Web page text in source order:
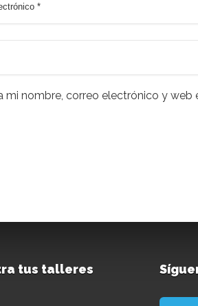
mi nombre, correo electrónico y
tus talleres